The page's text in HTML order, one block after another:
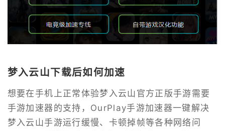
梦入云山下载后如何加速
想要在手机上正常体验梦入云山官方正版手游需要
手游加速器的支持，OurPlay手游加速器一键解决
梦入云山手游运行缓慢、卡顿掉帧等各种网络问